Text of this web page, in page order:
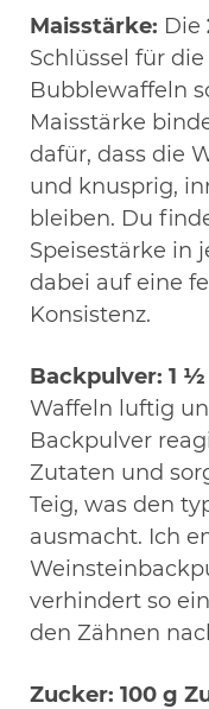
Maisstärke: Die
Schlüssel für
Bubblewaffeln
Maisstärke
dafür, dass die
und knusprig,
bleiben. Du
Speisestärke in
dabei auf eine
Konsistenz.
Backpulver: 1 ½
Waffeln luftig
Backpulver
Zutaten und
Teig, was den
ausmacht. Ich
verhindert so
den Zähnen
Zucker: 100 g